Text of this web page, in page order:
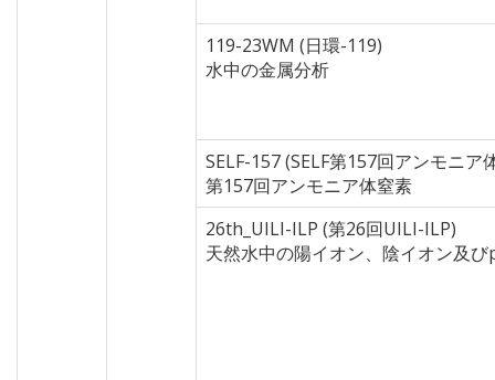
119-23WM (日環-119)
水中の金属分析
SELF-157 (SELF第157回アンモニア
第157回アンモニア体窒素
26th_UILI-ILP (第26回UILI-ILP)
天然水中の陽イオン、陰イオン及び